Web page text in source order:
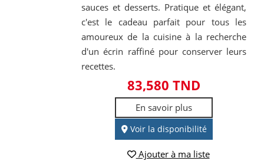
sauces et desserts. Pratique et élégant,
c'est le cadeau parfait pour tous les
amoureux de la cuisine à la recherche
d'un écrin raffiné pour conserver leurs
recettes.
83,580 TND
En savoir plus
Voir la disponibilité
Ajouter à ma liste